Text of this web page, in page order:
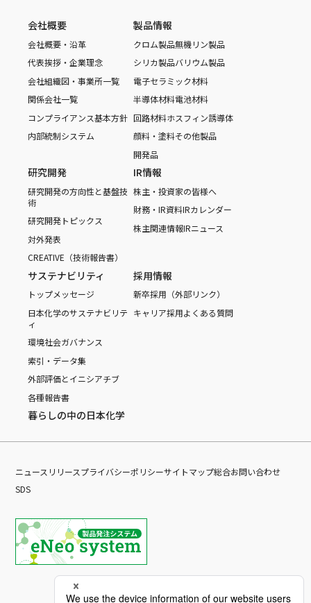
会社概要
会社概要・沿革
代表挨拶・企業理念
会社組織図・事業所一覧
関係会社一覧
コンプライアンス基本方針
内部統制システム
製品情報
クロム製品無機リン製品
シリカ製品バリウム製品
電子セラミック材料
半導体材料電池材料
回路材料ホスフィン誘導体
顔料・塗料その他製品
開発品
研究開発
研究開発の方向性と基盤技
術
研究開発トピックス
対外発表
CREATIVE（技術報告書）
IR情報
株主・投資家の皆様へ
財務・IR資料IRカレンダー
株主関連情報IRニュース
サステナビリティ
トップメッセージ
日本化学のサステナビリテ
ィ
環境社会ガバナンス
索引・データ集
外部評価とイニシアチブ
各種報告書
採用情報
新卒採用（外部リンク）
キャリア採用よくある質問
暮らしの中の日本化学
ニュースリリースプライバシーポリシーサイトマップ総合お問い合わせ
SDS